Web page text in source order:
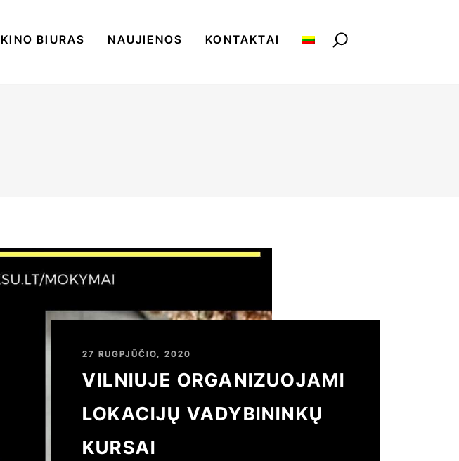
KINO BIURAS NAUJIENOS KONTAKTAI
27 RUGPJŪČIO, 2020
VILNIUJE ORGANIZUOJAMI
LOKACIJŲ VADYBININKŲ
KURSAI